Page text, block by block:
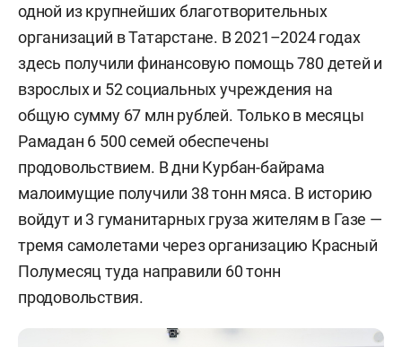
одной из крупнейших благотворительных
организаций в Татарстане. В 2021–2024 годах
здесь получили финансовую помощь 780 детей и
взрослых и 52 социальных учреждения на
общую сумму 67 млн рублей. Только в месяцы
Рамадан 6 500 семей обеспечены
продовольствием. В дни Курбан-байрама
малоимущие получили 38 тонн мяса. В историю
войдут и 3 гуманитарных груза жителям в Газе —
тремя самолетами через организацию Красный
Полумесяц туда направили 60 тонн
продовольствия.